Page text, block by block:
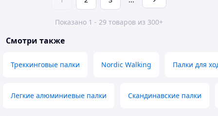
Показано 1 - 29 товаров из 300+
Смотри также
Треккинговые палки Nordic Walking Палки для
Легкие алюминиевые палки Скандинавские палки